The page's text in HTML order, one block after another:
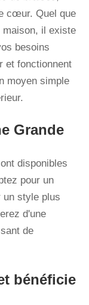
cœur. Quel que
maison, il existe
besoins
et fonctionnent
moyen simple
Grande
disponibles
pour un
un style plus
d'une
de
bénéficie